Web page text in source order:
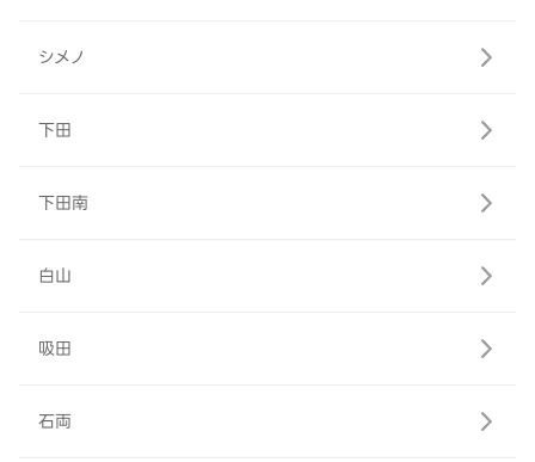
シメノ
下田
下田南
白山
吸田
石両